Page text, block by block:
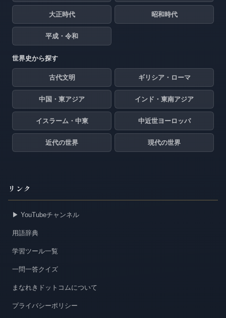
大正時代 昭和時代
平成・令和
世界史から探す
古代文明 ギリシア・ローマ
中国・東アジア インド・東南アジア
イスラーム・中東 中近世ヨーロッパ
近代の世界 現代の世界
リンク
▶ YouTubeチャンネル
用語辞典
学習ツール一覧
一問一答クイズ
まなれきドットコムについて
プライバシーポリシー